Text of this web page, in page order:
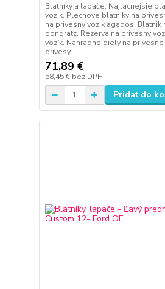
Blatníky a lapače. Najlacnejsie
vozik. Plechove blatniky na
na privesny vozik agados. Blatnik
pongratz. Rezerva na privesny
vozík. Nahradne diely na privesne
privesy
71,89 €
58,45 € bez DPH
Pridať do